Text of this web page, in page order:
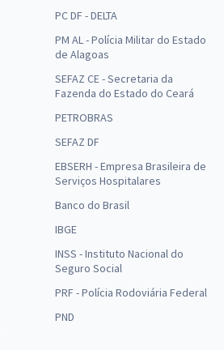
PC DF - DELTA
PM AL - Polícia Militar do Estado
de Alagoas
SEFAZ CE - Secretaria da
Fazenda do Estado do Ceará
PETROBRAS
SEFAZ DF
EBSERH - Empresa Brasileira de
Serviços Hospitalares
Banco do Brasil
IBGE
INSS - Instituto Nacional do
Seguro Social
PRF - Polícia Rodoviária Federal
PND